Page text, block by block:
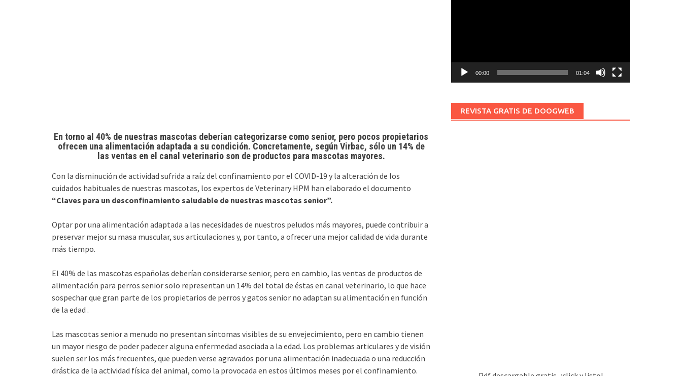
En torno al 40% de nuestras mascotas deberían categorizarse como senior, pero pocos propietarios
ofrecen una alimentación adaptada a su condición. Concretamente, según Virbac, sólo un 14% de
las ventas en el canal veterinario son de productos para mascotas mayores.
Con la disminución de actividad sufrida a raíz del confinamiento por el COVID-19 y la alteración de los
cuidados habituales de nuestras mascotas, los expertos de Veterinary HPM han elaborado el documento
“Claves para un desconfinamiento saludable de nuestras mascotas senior”.
Optar por una alimentación adaptada a las necesidades de nuestros peludos más mayores, puede contribuir a
preservar mejor su masa muscular, sus articulaciones y, por tanto, a ofrecer una mejor calidad de vida durante
más tiempo.
El 40% de las mascotas españolas deberían considerarse senior, pero en cambio, las ventas de productos de
alimentación para perros senior solo representan un 14% del total de éstas en canal veterinario, lo que hace
sospechar que gran parte de los propietarios de perros y gatos senior no adaptan su alimentación en función
de la edad .
Las mascotas senior a menudo no presentan síntomas visibles de su envejecimiento, pero en cambio tienen
un mayor riesgo de poder padecer alguna enfermedad asociada a la edad. Los problemas articulares y de visión
suelen ser los más frecuentes, que pueden verse agravados por una alimentación inadecuada o una reducción
drástica de la actividad física del animal, como la provocada en estos últimos meses por el confinamiento.
00:00 01:04
REVISTA GRATIS DE DOOGWEB